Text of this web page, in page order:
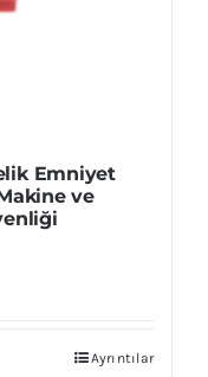
Emniyet
ve
Ayrıntılar